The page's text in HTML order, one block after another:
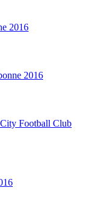
2016
2016
Football Club